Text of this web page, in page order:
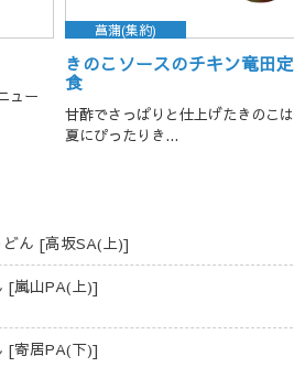
ュー
菖蒲(集約)
きのこソースのチキン竜田定
食
甘酢でさっぱりと仕上げたきのこは
夏にぴったりき...
どん [高坂SA(上)]
[嵐山PA(上)]
[寄居PA(下)]